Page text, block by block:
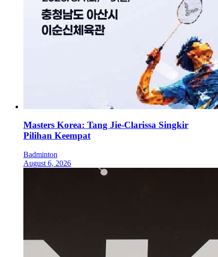
Masters Korea: Tang Jie-Clarissa Singkir
Pilihan Keempat
Badminton
August 6, 2026